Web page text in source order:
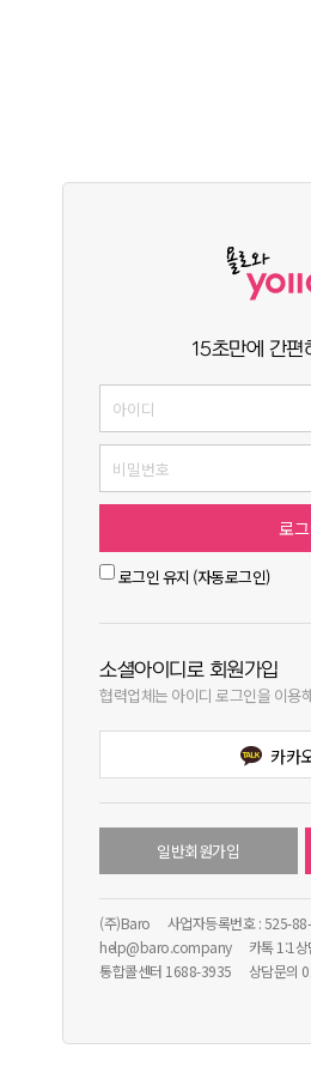
15초만에 간편
로그인 유지 (자동로그인)
소셜아이디로 회원가입
협력업체는 아이디 로그인을 이용
카카
일반회원가입
(주)Baro
사업자등록번호 : 525-
help@baro.company
카톡 1:1상
통합콜센터 1688-3935
상담문의